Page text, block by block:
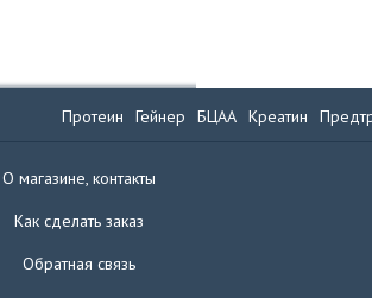
Протеин Гейнер БЦАА Креатин
О магазине, контакты
Как сделать заказ
Обратная связь